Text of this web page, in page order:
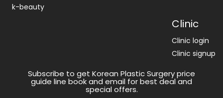
k-beauty
Clinic
Clinic login
Clinic signup
Subscribe to get Korean Plastic Surgery price
guide line book and email for best deal and
special offers.